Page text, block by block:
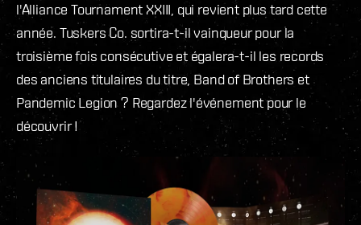
l'Alliance Tournament XXIII, qui revient plus tard cette
année. Tuskers Co. sortira-t-il vainqueur pour la
troisième fois consécutive et égalera-t-il les records
des anciens titulaires du titre, Band of Brothers et
Pandemic Legion ? Regardez l'événement pour le
découvrir !